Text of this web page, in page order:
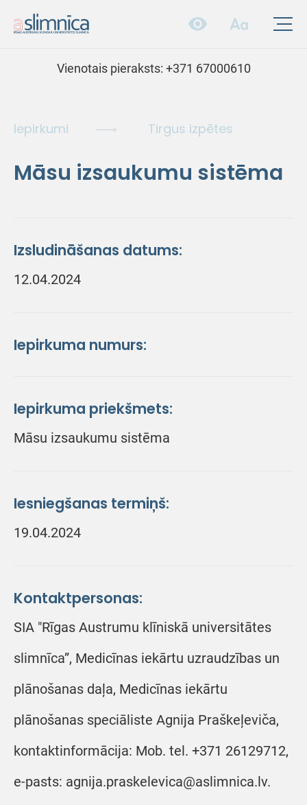
Vienotais pieraksts: +371 67000610
Iepirkumi Tirgus izpētes
Māsu izsaukumu sistēma
Izsludināšanas datums:
12.04.2024
Iepirkuma numurs:
Iepirkuma priekšmets:
Māsu izsaukumu sistēma
Iesniegšanas termiņš:
19.04.2024
Kontaktpersonas:
SIA "Rīgas Austrumu klīniskā universitātes
slimnīca”, Medicīnas iekārtu uzraudzības un
plānošanas daļa, Medicīnas iekārtu
plānošanas speciāliste Agnija Praškeļeviča,
kontaktinformācija: Mob. tel. +371 26129712,
e-pasts: agnija.praskelevica@aslimnica.lv.